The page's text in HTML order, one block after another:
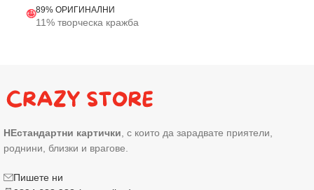
🤪89% ОРИГИНАЛНИ
11% творческа кражба
НЕстандартни картички, с които да зарадвате приятели,
роднини, близки и врагове.
Пишете ни